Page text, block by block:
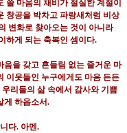
을 갖고 흔들림 없는 즐거운 마
이웃들인 누구에게도 마음 든든
우리들의 삶 속에서 감사와 기쁨
게 하옵소서.
다. 아멘.